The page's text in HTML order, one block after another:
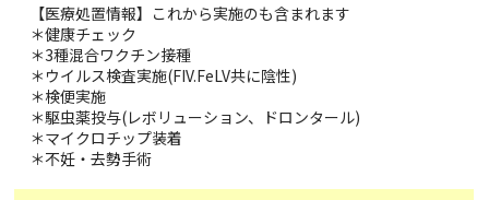
【医療処置情報】これから実施のも含まれます
＊健康チェック
＊3種混合ワクチン接種
＊ウイルス検査実施(FIV.FeLV共に陰性)
＊検便実施
＊駆虫薬投与(レボリューション、ドロンタール)
＊マイクロチップ装着
＊不妊・去勢手術